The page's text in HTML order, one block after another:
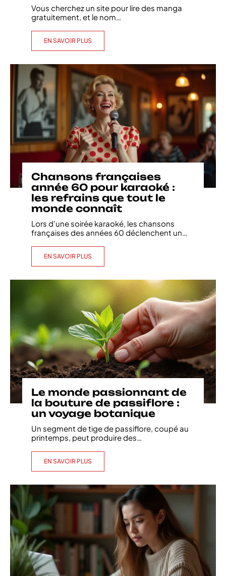
Vous cherchez un site pour lire des manga
gratuitement, et le nom…
EN SAVOIR PLUS
Chansons françaises
année 60 pour karaoké :
les refrains que tout le
monde connaît
Lors d'une soirée karaoké, les chansons
françaises des années 60 déclenchent un…
EN SAVOIR PLUS
Le monde passionnant de
la bouture de passiflore :
un voyage botanique
Un segment de tige de passiflore, coupé au
printemps, peut produire des
EN SAVOIR PLUS